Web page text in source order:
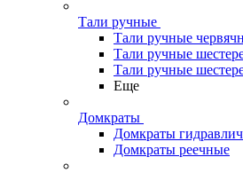
Тали ручные
Тали ручные
Тали ручные
Тали ручные
Еще
Домкраты
Домкраты
Домкраты реечные